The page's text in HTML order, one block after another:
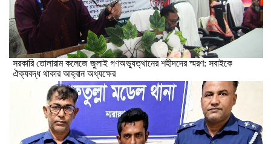
সরকারি তোলারাম কলেজে জুলাই গণঅভ্যুত্থানের শহীদদের স্মরণ: সবাইকে
ঐক্যবদ্ধ থাকার আহ্বান অধ্যক্ষের